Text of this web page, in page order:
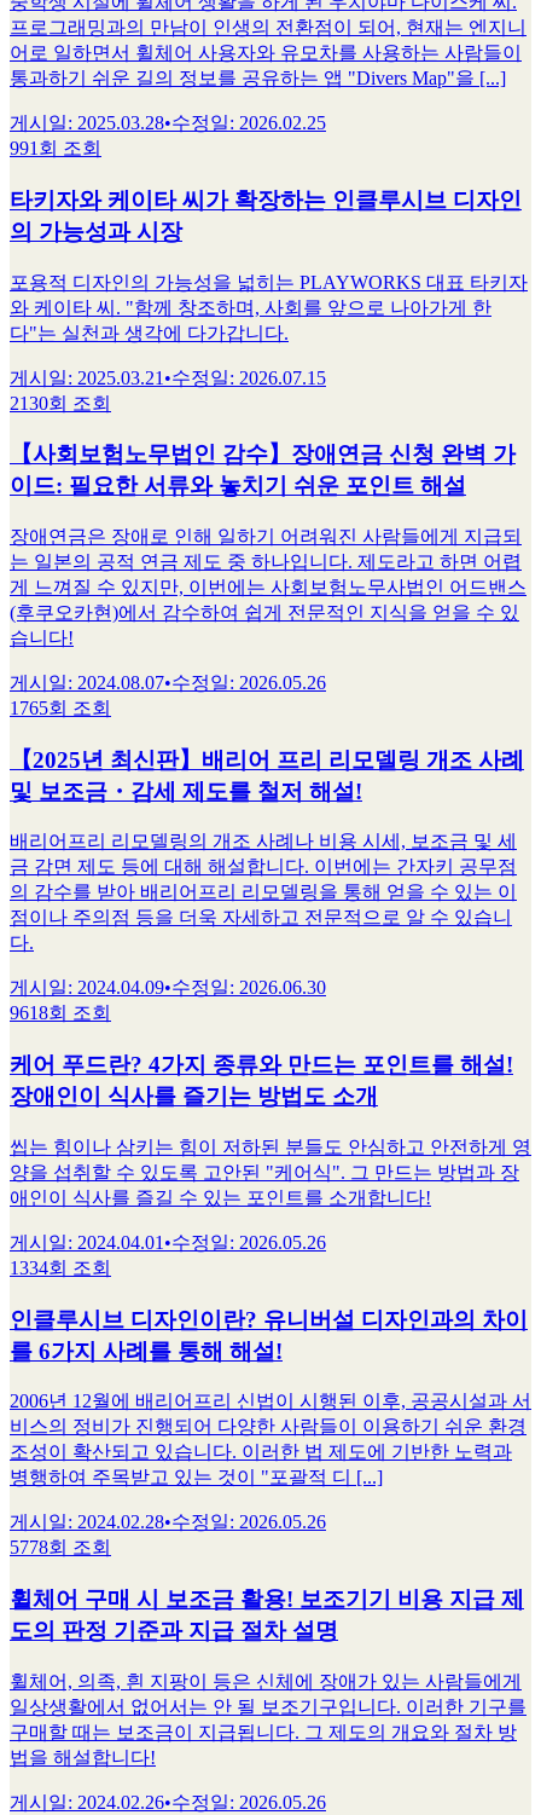
프로그래밍과의 만남이 인생의 전환점이 되어, 현재는 엔지니
어로 일하면서 휠체어 사용자와 유모차를 사용하는 사람들이
통과하기 쉬운 길의 정보를 공유하는 앱 "Divers Map"을 [...]
게시일: 2025.03.28•수정일: 2026.02.25
991회 조회
타키자와 케이타 씨가 확장하는 인클루시브 디자인
의 가능성과 시장
포용적 디자인의 가능성을 넓히는 PLAYWORKS 대표 타키자
와 케이타 씨. "함께 창조하며, 사회를 앞으로 나아가게 한
다"는 실천과 생각에 다가갑니다.
게시일: 2025.03.21 •수정일: 2026.07.15
2130회 조회
【사회보험노무법인 감수】​​장애연금 신청 완벽 가
이드: 필요한 서류와 놓치기 쉬운 포인트 해설
장애연금은 장애로 인해 일하기 어려워진 사람들에게 지급되
는 일본의 공적 연금 제도 중 하나입니다. 제도라고 하면 어렵
게 느껴질 수 있지만, 이번에는 사회보험노무사법인 어드밴스
(후쿠오카현)에서 감수하여 쉽게 전문적인 지식을 얻을 수 있
습니다!
게시일: 2024.08.07•수정일: 2026.05.26
1765회 조회
【2025년 최신판】배리어 프리 리모델링 개조 사례
및 보조금・감세 제도를 철저 해설!
배리어프리 리모델링의 개조 사례나 비용 시세, 보조금 및 세
금 감면 제도 등에 대해 해설합니다. 이번에는 간자키 공무점
의 감수를 받아 배리어프리 리모델링을 통해 얻을 수 있는 이
점이나 주의점 등을 더욱 자세하고 전문적으로 알 수 있습니
다.
게시일: 2024.04.09•수정일: 2026.06.30
9618회 조회
케어 푸드란? 4가지 종류와 만드는 포인트를 해설!
장애인이 식사를 즐기는 방법도 소개
씹는 힘이나 삼키는 힘이 저하된 분들도 안심하고 안전하게 영
양을 섭취할 수 있도록 고안된 "케어식". 그 만드는 방법과 장
애인이 식사를 즐길 수 있는 포인트를 소개합니다!
게시일: 2024.04.01 •수정일: 2026.05.26
1334회 조회
인클루시브 디자인이란? 유니버설 디자인과의 차이
를 6가지 사례를 통해 해설!
2006년 12월에 배리어프리 신법이 시행된 이후, 공공시설과 서
비스의 정비가 진행되어 다양한 사람들이 이용하기 쉬운 환경
조성이 확산되고 있습니다. 이러한 법 제도에 기반한 노력과
병행하여 주목받고 있는 것이 "포괄적 디 [...]
게시일: 2024.02.28•수정일: 2026.05.26
5778회 조회
휠체어 구매 시 보조금 활용! 보조기기 비용 지급 제
도의 판정 기준과 지급 절차 설명
휠체어, 의족, 흰 지팡이 등은 신체에 장애가 있는 사람들에게
일상생활에서 없어서는 안 될 보조기구입니다. 이러한 기구를
구매할 때는 보조금이 지급됩니다. 그 제도의 개요와 절차 방
법을 해설합니다!
게시일: 2024.02.26•수정일: 2026.05.26